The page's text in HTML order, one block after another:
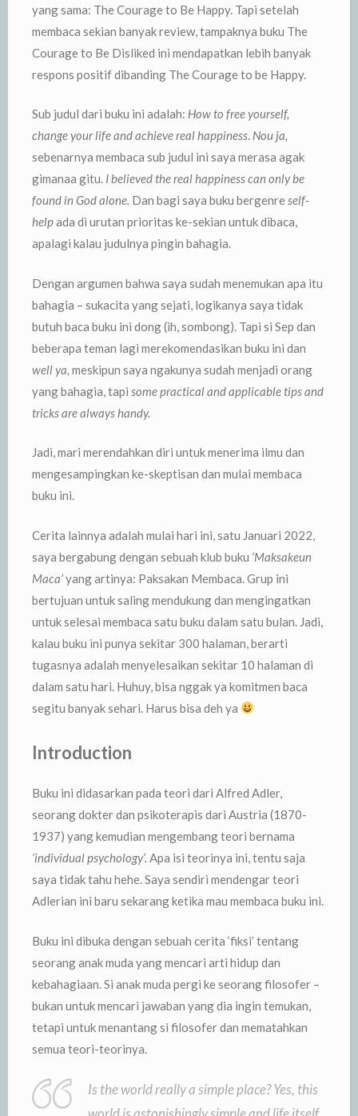
yang sama: The Courage to Be Happy. Tapi setelah
membaca sekian banyak review, tampaknya buku The
Courage to Be Disliked ini mendapatkan lebih banyak
respons positif dibanding The Courage to be Happy.
Sub judul dari buku ini adalah: How to free yourself,
change your life and achieve real happiness. Nou ja,
sebenarnya membaca sub judul ini saya merasa agak
gimanaa gitu. I believed the real happiness can only be
found in God alone. Dan bagi saya buku bergenreself-
helpada di urutan prioritas ke-sekian untuk dibaca,
apalagi kalau judulnya pingin bahagia.
Dengan argumen bahwa saya sudah menemukan apa itu
bahagia – sukacita yang sejati, logikanya saya tidak
butuh baca buku ini dong (ih, sombong). Tapi si Sep dan
beberapa teman lagi merekomendasikan buku ini dan
well ya, meskipun saya ngakunya sudah menjadi orang
yang bahagia, tapi some practical and applicable tips and
tricks are always handy.
Jadi, mari merendahkan diri untuk menerima ilmu dan
mengesampingkan ke-skeptisan dan mulai membaca
buku ini.
Cerita lainnya adalah mulai hari ini, satu Januari 2022,
saya bergabung dengan sebuah klub buku ‘Maksakeun
Maca’yang artinya: Paksakan Membaca. Grup ini
bertujuan untuk saling mendukung dan mengingatkan
untuk selesai membaca satu buku dalam satu bulan. Jadi,
kalau buku ini punya sekitar 300 halaman, berarti
tugasnya adalah menyelesaikan sekitar 10 halaman di
dalam satu hari. Huhuy, bisa nggak ya komitmen baca
segitu banyak sehari. Harus bisa deh ya
Introduction
Buku ini didasarkan pada teori dari Alfred Adler,
seorang dokter dan psikoterapis dari Austria (1870-
1937) yang kemudian mengembang teori bernama
‘individual psychology’. Apa isi teorinya ini, tentu saja
saya tidak tahu hehe. Saya sendiri mendengar teori
Adlerian ini baru sekarang ketika mau membaca buku ini.
Buku ini dibuka dengan sebuah cerita ‘fiksi’ tentang
seorang anak muda yang mencari arti hidup dan
kebahagiaan. Si anak muda pergi ke seorang filosofer –
bukan untuk mencari jawaban yang dia ingin temukan,
tetapi untuk menantang si filosofer dan mematahkan
semua teori-teorinya.
Is the world really a simple place? Yes, this